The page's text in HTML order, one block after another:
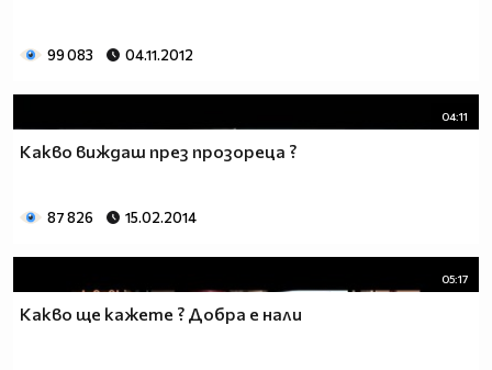
99 083 04.11.2012
04:11
Какво виждаш през прозореца ?
87 826 15.02.2014
05:17
Какво ще кажете ? Добра е нали